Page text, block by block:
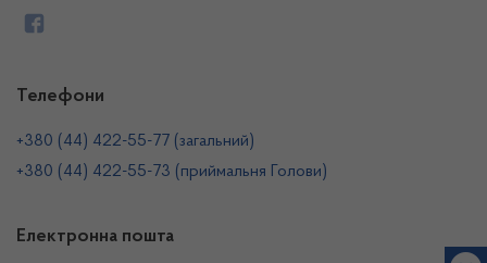
Телефони
+380 (44) 422-55-77 (загальний)
+380 (44) 422-55-73 (приймальня Голови)
Електронна пошта